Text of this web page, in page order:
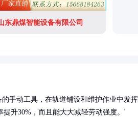
东鼎煤智能设备有限公司
手动工具，在轨道铺设和维护作业中发
升30%，而且能大大减轻劳动强度。'